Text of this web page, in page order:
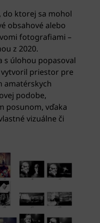
do ktorej sa mohol
obsahové alebo
fotografiami –
z 2020.
s úlohou popasoval
priestor pre
amatérskych
podobe,
posunom, vďaka
vizuálne či